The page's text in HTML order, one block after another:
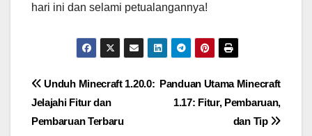
hari ini dan selami petualangannya!
Post
navigation
Panduan Utama Minecraft
1.17: Fitur, Pembaruan,
dan Tip
Unduh Minecraft 1.20.0:
Jelajahi Fitur dan
Pembaruan Terbaru